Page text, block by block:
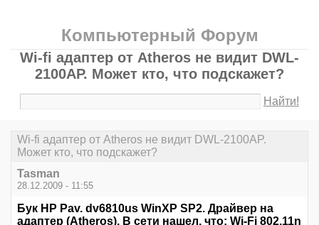
Компьютерный Форум
Wi-fi адаптер от Atheros не видит DWL-
2100AP. Может кто, что подскажет?
Найти!
Wi-fi адаптер от Atheros не видит DWL-2100AP.
Может кто, что подскажет?
Tasman
28.12.2009 - 11:55
Бук HP Pav. dv6810us WinXP SP2. Драйвер на
адаптер (Atheros). В сети нашел, что: Wi-Fi 802.11n